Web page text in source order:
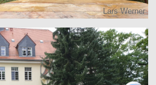
Lars Werner